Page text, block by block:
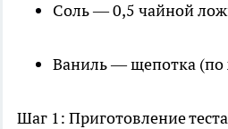
Соль — 0,5 чайной
Ваниль — щепотка
Шаг 1: Приготовление теста